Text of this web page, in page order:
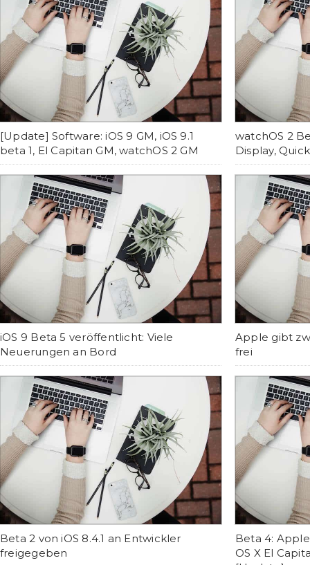
[Update] Software: iOS 9 GM, iOS 9.1
beta 1, El Capitan GM, watchOS 2 GM
watchOS 2
Display,
iOS 9 Beta 5 veröffentlicht: Viele
Neuerungen an Bord
Apple gibt
frei
Beta 2 von iOS 8.4.1 an Entwickler
freigegeben
Beta 4:
OS X El